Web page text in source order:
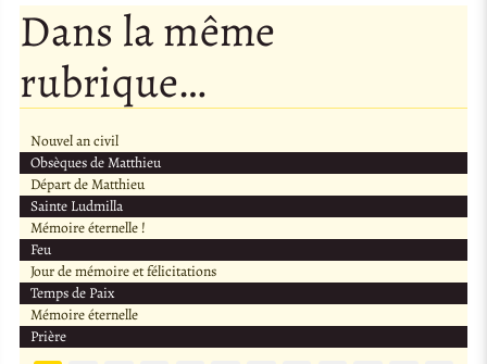
Dans la même
rubrique…
Nouvel an civil
Obsèques de Matthieu
Départ de Matthieu
Sainte Ludmilla
Mémoire éternelle !
Feu
Jour de mémoire et félicitations
Temps de Paix
Mémoire éternelle
Prière